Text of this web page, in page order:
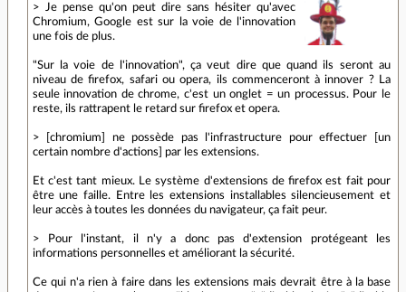
> Je pense qu'on peut dire sans hésiter qu'avec
Chromium, Google est sur la voie de l'innovation
une fois de plus.
"Sur la voie de l'innovation", ça veut dire que quand ils seront au
niveau de firefox, safari ou opera, ils commenceront à innover ? La
seule innovation de chrome, c'est un onglet = un processus. Pour le
reste, ils rattrapent le retard sur firefox et opera.
> [chromium] ne possède pas l'infrastructure pour effectuer [un
certain nombre d'actions] par les extensions.
Et c'est tant mieux. Le système d'extensions de firefox est fait pour
être une faille. Entre les extensions installables silencieusement et
leur accès à toutes les données du navigateur, ça fait peur.
> Pour l'instant, il n'y a donc pas d'extension protégeant les
informations personnelles et améliorant la sécurité.
Ce qui n'a rien à faire dans les extensions mais devrait être à la base